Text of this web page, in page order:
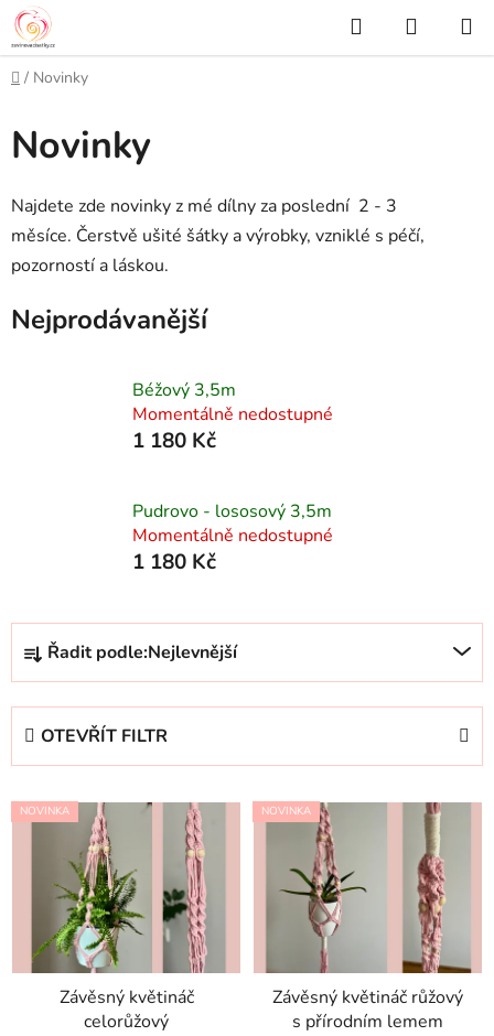
Přejít
na
obsah
Hledat
KOŠÍK
Domů
/ Novinky
Novinky
Najdete zde novinky z mé dílny za poslední 2 - 3
měsíce. Čerstvě ušité šátky a výrobky, vzniklé s péčí,
pozorností a láskou.
Nejprodávanější
Béžový 3,5m
Momentálně nedostupné
1 180 Kč
Pudrovo - lososový 3,5m
Momentálně nedostupné
1 180 Kč
Ř
z
p
t
Řadit podle:Nejlevnější
OTEVŘÍT FILTR
V
ý
r
NOVINKA
Závěsný květináč
celorůžový
NOVINKA
Závěsný květináč růžový
s přírodním lemem